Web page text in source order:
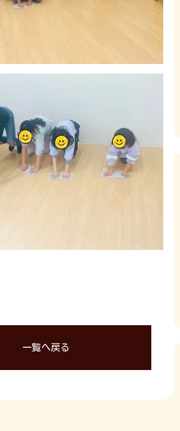
一覧へ戻る